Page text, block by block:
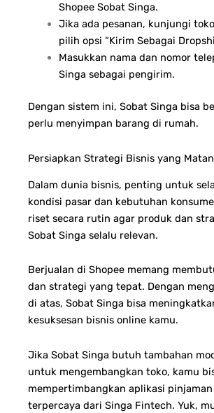
Shopee Sobat Singa.
Jika ada pesanan, kunjungi
pilih opsi “Kirim Sebagai
Masukkan nama dan nomor
Singa sebagai pengirim.
Dengan sistem ini, Sobat Singa bisa
perlu menyimpan barang di rumah.
Persiapkan Strategi Bisnis yang
Dalam dunia bisnis, penting untuk
kondisi pasar dan kebutuhan
riset secara rutin agar produk dan
Sobat Singa selalu relevan.
Berjualan di Shopee memang
dan strategi yang tepat. Dengan
di atas, Sobat Singa bisa
kesuksesan bisnis online kamu.
Jika Sobat Singa butuh tambahan
untuk mengembangkan toko, kamu
mempertimbangkan aplikasi
terpercaya dari Singa Fintech. Yuk,